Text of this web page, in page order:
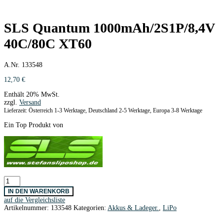
SLS Quantum 1000mAh/2S1P/8,4V
40C/80C XT60
A.Nr. 133548
12,70 €
Enthält 20% MwSt.
zzgl. Versand
Lieferzeit: Österreich 1-3 Werktage, Deutschland 2-5 Werktage, Europa 3-8 Werktage
Ein Top Produkt von
SLS
Quantum
1000mAh/2S1P/8,4V
40C/80C
XT60
IN DEN WARENKORB
auf die Vergleichsliste
Artikelnummer: 133548 Kategorien: Akkus & Ladeger. LiPo